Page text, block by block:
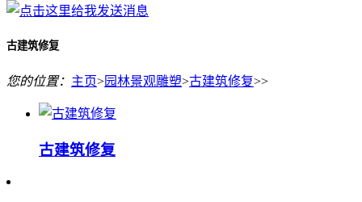
古建筑修复
您的位置： 主页>园林景观雕塑>古建筑修复>>
古建筑修复